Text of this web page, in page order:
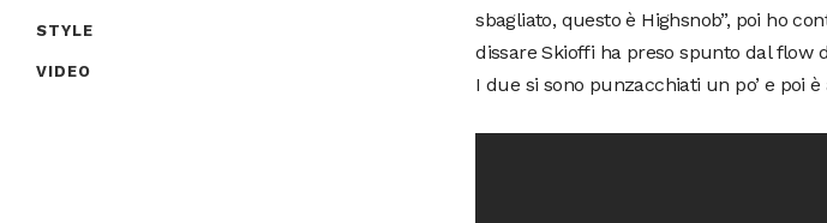
STYLE
VIDEO
sbagliato, questo è Highsnob”, poi ho
dissare Skioffi ha preso spunto dal
I due si sono punzacchiati un po’ e poi